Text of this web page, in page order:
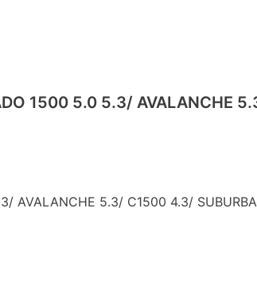
1500 5.0 5.3/
AVALANCHE 5.3/ C1500 4.3/